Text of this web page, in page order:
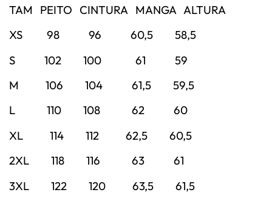
TAM PEITO CINTURA MANGA ALTURA
XS 98 96 60,5 58,5
S 102 100 61 59
M 106 104 61,5 59,5
L 110 108 62 60
XL 114 112 62,5 60,5
2XL 118 116 63 61
3XL 122 120 63,5 61,5